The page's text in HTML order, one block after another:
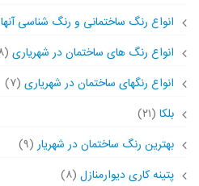
انواع رنگ ساختمانی و رنگ شناسی آنها
انواع رنگ های ساختمان در شهریاری (۸)
انواع رنگهای ساختمان در شهریاری (۷)
بلکا (۲۱)
بهترین رنگ ساختمان در شهریار(۹)
پتینه کاری دیوارمنازل (۸)